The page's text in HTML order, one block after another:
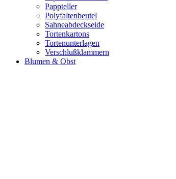
Pappteller
Polyfaltenbeutel
Sahneabdeckseide
Tortenkartons
Tortenunterlagen
Verschlußklammern
Blumen & Obst